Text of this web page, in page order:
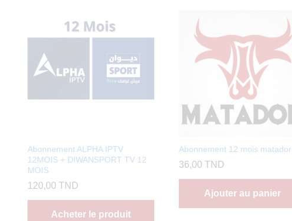
Abonnement ALPHA IPTV
12MOIS + DIWANSPORT TV 12
MOIS
120,00 TND
Acheter le produit
Abonnement 12 mois matador
36,00TND
Ajouter au panier